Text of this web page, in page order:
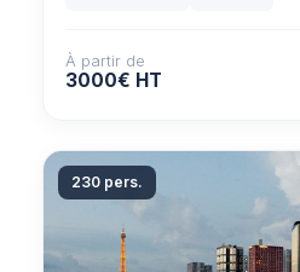
À partir de
3000€ HT
230 pers.